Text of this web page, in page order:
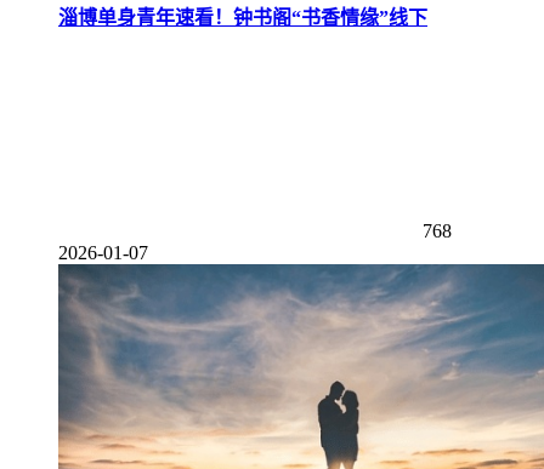
淄博单身青年速看！钟书阁“书香情缘”线下
768
2026-01-07